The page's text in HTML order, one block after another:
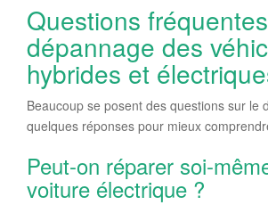
Questions
dépannage des
hybrides et
Beaucoup se posent des questions sur le
quelques réponses pour mieux
Peut-on réparer soi-
voiture électrique ?